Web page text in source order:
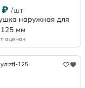
₽ /шт
наружная для
125 мм
оценок
ztl-125